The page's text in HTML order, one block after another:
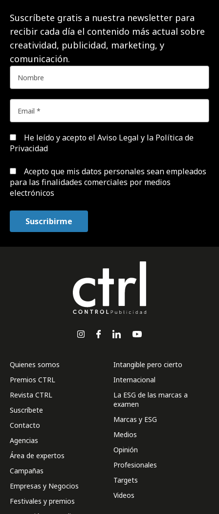
Suscríbete gratis a nuestra newsletter para
recibir cada día el contenido más actual sobre
creatividad, publicidad, marketing, y
comunicación.
He leído y acepto el Aviso Legal y la Política de
Privacidad
Acepto que mis datos personales sean empleados
para las finalidades comerciales por medios
electrónicos
Quienes somos
Premios CTRL
Revista CTRL
Suscríbete
Contacto
Agencias
Área de expertos
Campañas
Empresas y Negocios
Festivales y premios
Intangible pero cierto
Internacional
La ESG de las marcas a
examen
Marcas y ESG
Medios
Opinión
Profesionales
Targets
Videos